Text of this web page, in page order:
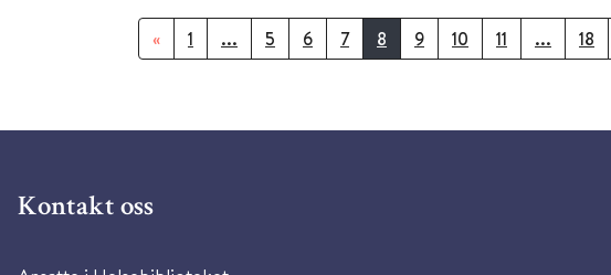
« 1 ... 5 6 7 8 9 10 11 ... 18
Kontakt oss